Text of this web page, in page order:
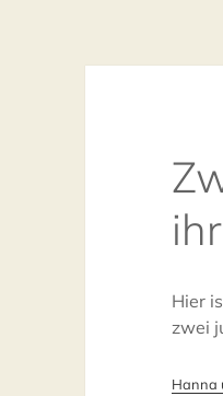
Hier
zwei
Hanna